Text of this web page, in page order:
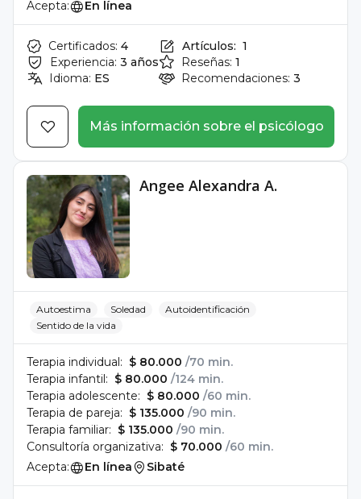
Acepta:
En línea
Certificados: 4
Experiencia: 3 años
Idioma: ES
Artículos: 1
Reseñas: 1
Recomendaciones: 3
Más información sobre el psicólogo
Angee Alexandra A.
Autoestima Soledad
Autoidentificación
Sentido de la vida
Terapia individual: $ 80.000 /70 min.
Terapia infantil: $ 80.000 /124 min.
Terapia adolescente: $ 80.000 /60 min.
Terapia de pareja: $ 135.000 /90 min.
Terapia familiar: $ 135.000 /90 min.
Consultoría organizativa: $ 70.000 /60 min.
Acepta:
En línea Sibaté